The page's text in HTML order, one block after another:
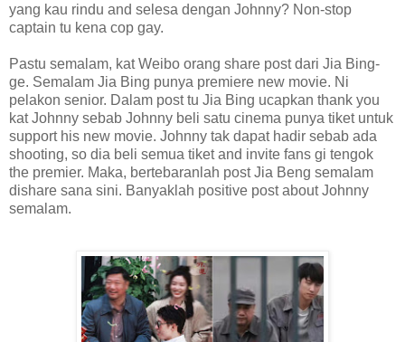
yang kau rindu and selesa dengan Johnny? Non-stop
captain tu kena cop gay.
Pastu semalam, kat Weibo orang share post dari Jia Bing-
ge. Semalam Jia Bing punya premiere new movie. Ni
pelakon senior. Dalam post tu Jia Bing ucapkan thank you
kat Johnny sebab Johnny beli satu cinema punya tiket untuk
support his new movie. Johnny tak dapat hadir sebab ada
shooting, so dia beli semua tiket and invite fans gi tengok
the premier. Maka, bertebaranlah post Jia Beng semalam
dishare sana sini. Banyaklah positive post about Johnny
semalam.